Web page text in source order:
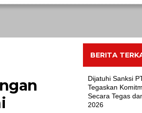
BERITA
Dijatuhi Sanksi
Tegaskan
Secara Tegas
2026